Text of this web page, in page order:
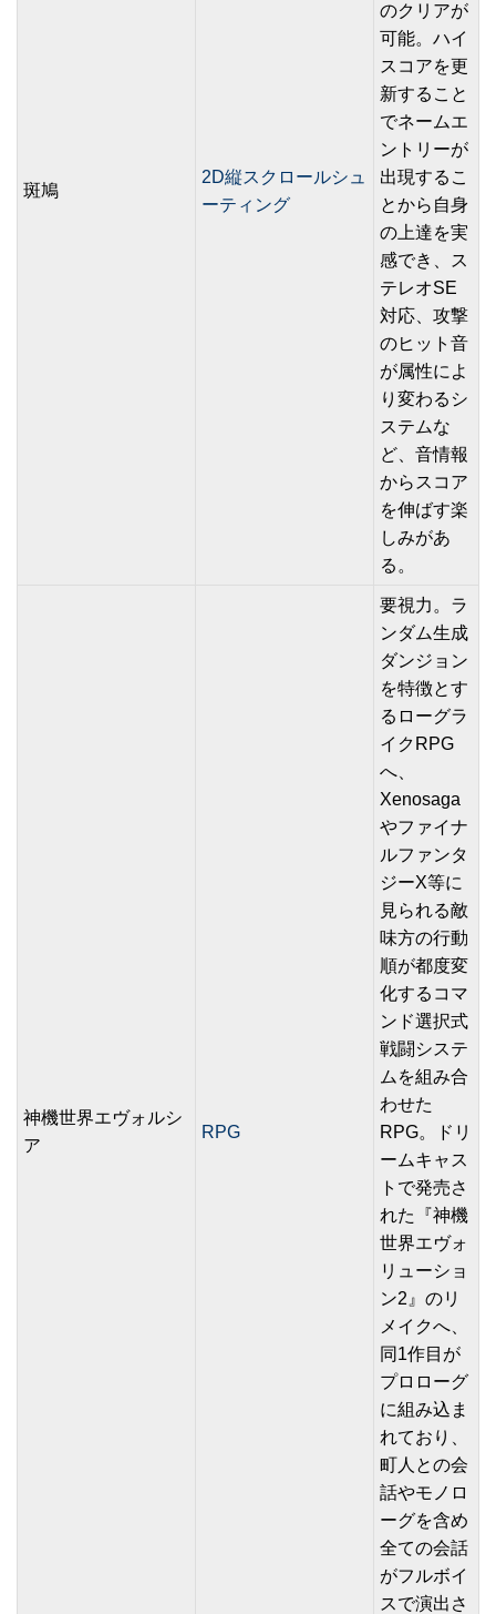
斑鳩
2D縦スクロールシュ
ーティング
のクリアが
可能。ハイ
スコアを更
新すること
でネームエ
ントリーが
出現するこ
とから自身
の上達を実
感でき、ス
テレオSE
対応、攻撃
のヒット音
が属性によ
り変わるシ
ステムな
ど、音情報
からスコア
を伸ばす楽
しみがあ
る。
神機世界エヴォルシ
ア
RPG
要視力。ラ
ンダム生成
ダンジョン
を特徴とす
るローグラ
イクRPG
へ、
Xenosaga
やファイナ
ルファンタ
ジーX等に
見られる敵
味方の行動
順が都度変
化するコマ
ンド選択式
戦闘システ
ムを組み合
わせた
RPG。ドリ
ームキャス
トで発売さ
れた『神機
世界エヴォ
リューショ
ン2』のリ
メイクへ、
同1作目が
プロローグ
に組み込ま
れており、
町人との会
話やモノロ
ーグを含め
全ての会話
がフルボイ
スで演出さ